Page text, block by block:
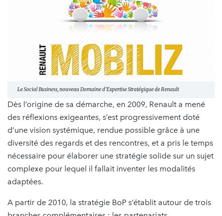
Le Social Business, nouveau Domaine d’Expertise Stratégique de Renault
Dès l’origine de sa démarche, en 2009, Renault a mené
des réflexions exigeantes, s’est progressivement doté
d’une vision systémique, rendue possible grâce à une
diversité des regards et des rencontres, et a pris le temps
nécessaire pour élaborer une stratégie solide sur un sujet
complexe pour lequel il fallait inventer les modalités
adaptées.
A partir de 2010, la stratégie BoP s’établit autour de trois